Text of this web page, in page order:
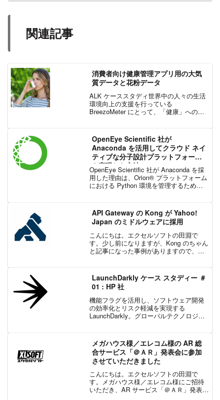
関連記事
消費者向け健康管理アプリ用の大気
質データと花粉データ
ALK ケーススタディ世界中の人々の生活
環境向上の支援を行っている
BreezoMeter にとって、「健康」への取
ます。BreezoMeter のパートナ...
OpenEye Scientific 社が
Anaconda を活用してクラウド ネイ
ティブな分子設計プラットフォーム
を実現した方法
OpenEye Scientific 社が Anaconda を採
用した理由は、Orion® プラットフォーム
における Python 環境を管理するための
API Gateway の Kong が Yahoo!
Japan のミドルウェアに採用
こんにちは。エクセルソフトの田淵で
す。少し前になりますが、Kong のちゃん
と記事になった事例がありますので、ご
は (1/2)：メッセージキュー、APIゲート
ウェイ、F...
LaunchDarkly ケース スタディー ＃
01 : HP 社
機能フラグを活用し、ソフトウェア開発
の効率化とリスク軽減を実現する
LaunchDarkly。グローバルテクノロジー
のように活用したかのケーススタディー
をご紹介。
メガハウス様／エレコム様の AR 総
合サービス「＠ＡＲ」発表会に参加
させていただきました
こんにちは。エクセルソフトの田淵で
す。メガハウス様／エレコム様にご招待
いただき、AR サービス「＠ＡＲ」発表会